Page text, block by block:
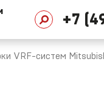
+7
VRF-систем